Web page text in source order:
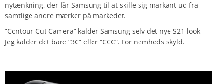
nytænkning, der får Samsung til at skille sig markant ud fra
samtlige andre mærker på markedet.
”Contour Cut Camera” kalder Samsung selv det nye S21-look.
Jeg kalder det bare “3C” eller “CCC”. For nemheds skyld.